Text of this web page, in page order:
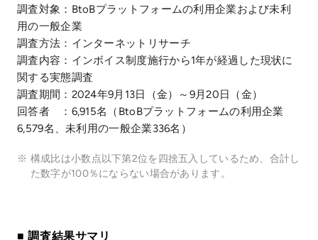
調査対象：BtoBプラットフォームの利用企業および未利
用の一般企業
調査方法：インターネットリサーチ
調査内容：インボイス制度施行から1年が経過した現状に
関する実態調査
調査期間：2024年9月13日（金）～9月20日（金）
回答者 ：6,915名（BtoBプラットフォームの利用企業
6,579名、未利用の一般企業336名）
※ 構成比は小数点以下第2位を四捨五入しているため、合計し
た数字が100％にならない場合があります。
■ 調査結果サマリ